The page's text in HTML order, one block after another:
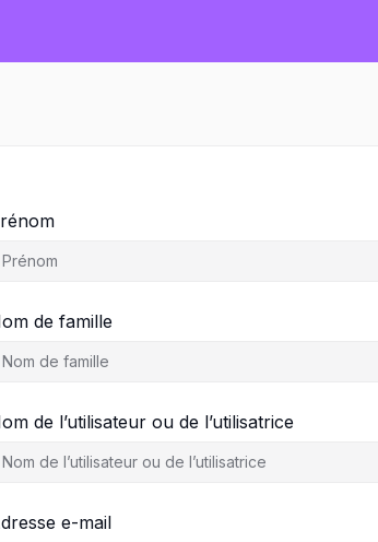
de famille
de l’utilisateur ou de l’utilisatrice
e-mail